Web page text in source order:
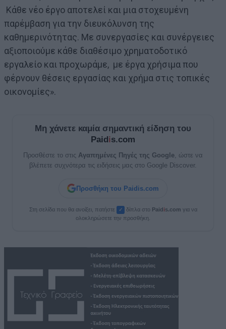
Κάθε νέο έργο αποτελεί και μια στοχευμένη
παρέμβαση για την διευκόλυνση της
καθημερινότητας. Με συνεργασίες και συνέργειες
αξιοποιούμε κάθε διαθέσιμο χρηματοδοτικό
εργαλείο και προχωράμε, με έργα χρήσιμα που
φέρνουν θέσεις εργασίας και χρήμα στις τοπικές
οικονομίες».
Μη χάνετε καμία σημαντική είδηση του
Paidis.com
Προσθέστε το στις Αγαπημένες Πηγές της Google , ώστε να
βλέπετε συχνότερα τις ειδήσεις μας στο Google Discover.
Προσθήκη του Paidis.com
Στη σελίδα που θα ανοίξει, πατήστε ✓ δίπλα στο Paidis.com για να
ολοκληρώσετε την προσθήκη.